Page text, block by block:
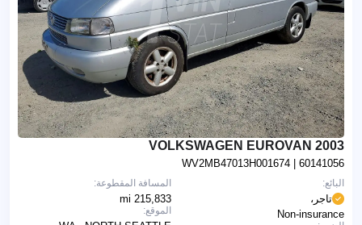
2003 VOLKSWAGEN EUROVAN
WV2MB47013H001674 | 60141056
المسافة المقطوعة:
215,833 mi
الموقع:
البائع:
تاجر،
Non-insurance